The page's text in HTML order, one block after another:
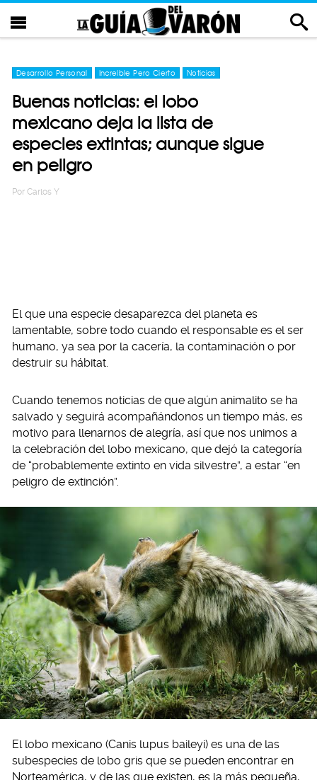
Desarrollo Personal Increíble Pero Cierto Noticias
Buenas noticias: el lobo
mexicano deja la lista de
especies extintas; aunque sigue
en peligro
Por Carlos Y
El que una especie desaparezca del planeta es
lamentable, sobre todo cuando el responsable es el ser
humano, ya sea por la cacería, la contaminación o por
destruir su hábitat.
Cuando tenemos noticias de que algún animalito se ha
salvado y seguirá acompañándonos un tiempo más, es
motivo para llenarnos de alegría, así que nos unimos a
la celebración del lobo mexicano, que dejó la categoría
de “probablemente extinto en vida silvestre”, a estar “en
peligro de extinción”.
El lobo mexicano (Canis lupus baileyi) es una de las
subespecies de lobo gris que se pueden encontrar en
Norteamérica, y de las que existen, es la más pequeña,